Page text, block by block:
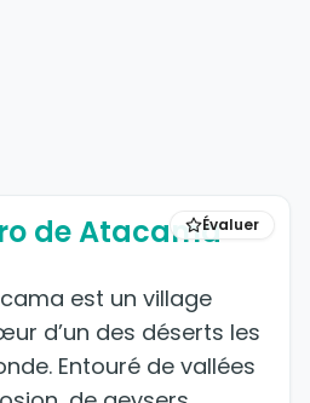
Évaluer
de Atacama
est un village
d’un des déserts les
Entouré de vallées